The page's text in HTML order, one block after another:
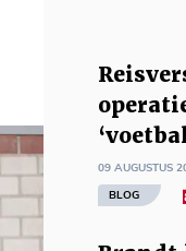
09 AUGUSTUS
BLOG